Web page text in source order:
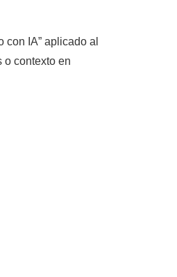
IA” aplicado al
o contexto en